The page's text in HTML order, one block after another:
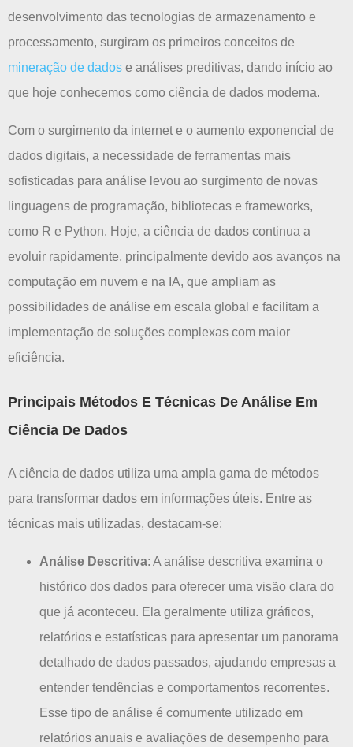
desenvolvimento das tecnologias de armazenamento e
processamento, surgiram os primeiros conceitos de
mineração de dados e análises preditivas, dando início ao
que hoje conhecemos como ciência de dados moderna.
Com o surgimento da internet e o aumento exponencial de
dados digitais, a necessidade de ferramentas mais
sofisticadas para análise levou ao surgimento de novas
linguagens de programação, bibliotecas e frameworks,
como R e Python. Hoje, a ciência de dados continua a
evoluir rapidamente, principalmente devido aos avanços na
computação em nuvem e na IA, que ampliam as
possibilidades de análise em escala global e facilitam a
implementação de soluções complexas com maior
eficiência.
Principais Métodos E Técnicas De Análise Em
Ciência De Dados
A ciência de dados utiliza uma ampla gama de métodos
para transformar dados em informações úteis. Entre as
técnicas mais utilizadas, destacam-se:
Análise Descritiva: A análise descritiva examina o
histórico dos dados para oferecer uma visão clara do
que já aconteceu. Ela geralmente utiliza gráficos,
relatórios e estatísticas para apresentar um panorama
detalhado de dados passados, ajudando empresas a
entender tendências e comportamentos recorrentes.
Esse tipo de análise é comumente utilizado em
relatórios anuais e avaliações de desempenho para